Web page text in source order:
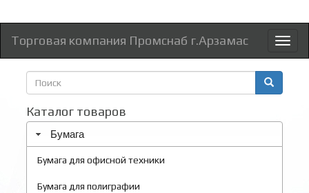
Торговая компания Промснаб г.Арзамас
Форма
поиска
Каталог товаров
Бумага
Бумага для офисной техники
Бумага для полиграфии